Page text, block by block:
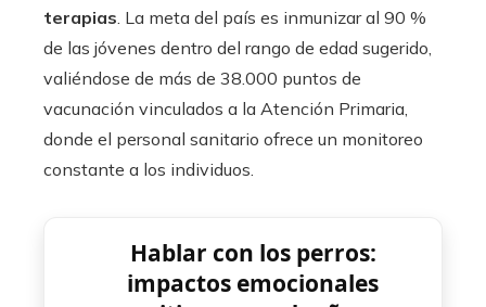
terapias. La meta del país es inmunizar al 90 %
de las jóvenes dentro del rango de edad sugerido,
valiéndose de más de 38.000 puntos de
vacunación vinculados a la Atención Primaria,
donde el personal sanitario ofrece un monitoreo
constante a los individuos.
Hablar con los perros:
impactos emocionales